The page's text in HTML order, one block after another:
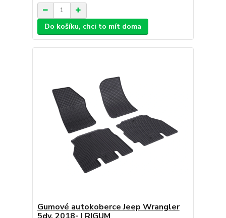
Do košíku, chci to mít doma
Gumové autokoberce Jeep Wrangler